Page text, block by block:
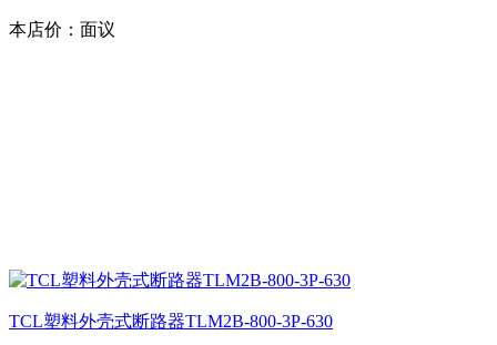
本店价： 面议
TCL塑料外壳式断路器TLM2B-800-3P-630